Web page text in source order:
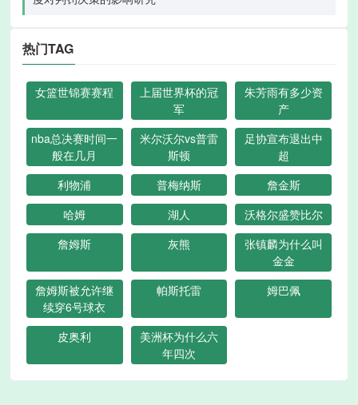
热门TAG
女篮世锦赛赛程
上届世界杯的冠
军
朱芳雨有多少资
产
nba总决赛时间一
般在几月
米尔沃尔vs普雷
斯顿
足协宣布退出中
超
利物浦
普梅纳斯
詹金斯
哈姆
湖人
沃格尔盛赞比尔
詹姆斯
灰熊
张镇麟为什么叫
金金
詹姆斯被允许继
续穿6号球衣
帕斯托雷 姆巴佩
皮奥利
美洲杯为什么六
年四次